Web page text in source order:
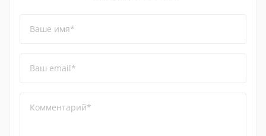
Ваше имя*
Ваш email*
Комментарий*